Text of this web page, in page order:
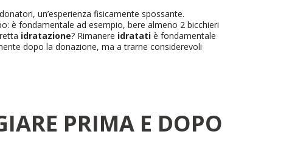
un’esperienza fisicamente spossante.
è fondamentale ad esempio, bere almeno 2 bicchieri
idratazione? Rimanere idratati è fondamentale
dopo la donazione, ma a trarne considerevoli
PRIMA E DOPO